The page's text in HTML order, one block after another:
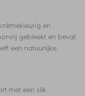
en
gebleekt en bevat
een natuurlijke,
met een silk